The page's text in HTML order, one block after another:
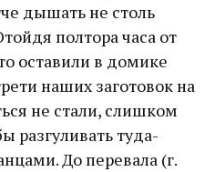
дышать не столь
полтора часа от
оставили в домике
наших заготовок на
не стали, слишком
разгуливать туда-
До перевала (г.